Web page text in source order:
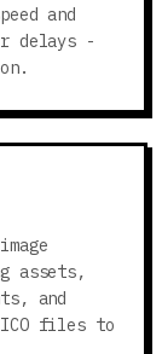
and
delays -
assets,
and
ICO files to